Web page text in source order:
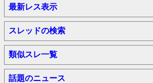
最新レス表示
スレッドの検索
類似スレ一覧
話題のニュース